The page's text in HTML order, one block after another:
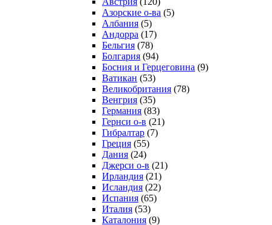
Азорские о-ва (5)
Албания (5)
Андорра (17)
Бельгия (78)
Болгария (94)
Босния и Герцеговина (9)
Ватикан (53)
Великобритания (78)
Венгрия (35)
Германия (83)
Гернси о-в (21)
Гибралтар (7)
Греция (55)
Дания (24)
Джерси о-в (21)
Ирландия (21)
Исландия (22)
Испания (65)
Италия (53)
Каталония (9)